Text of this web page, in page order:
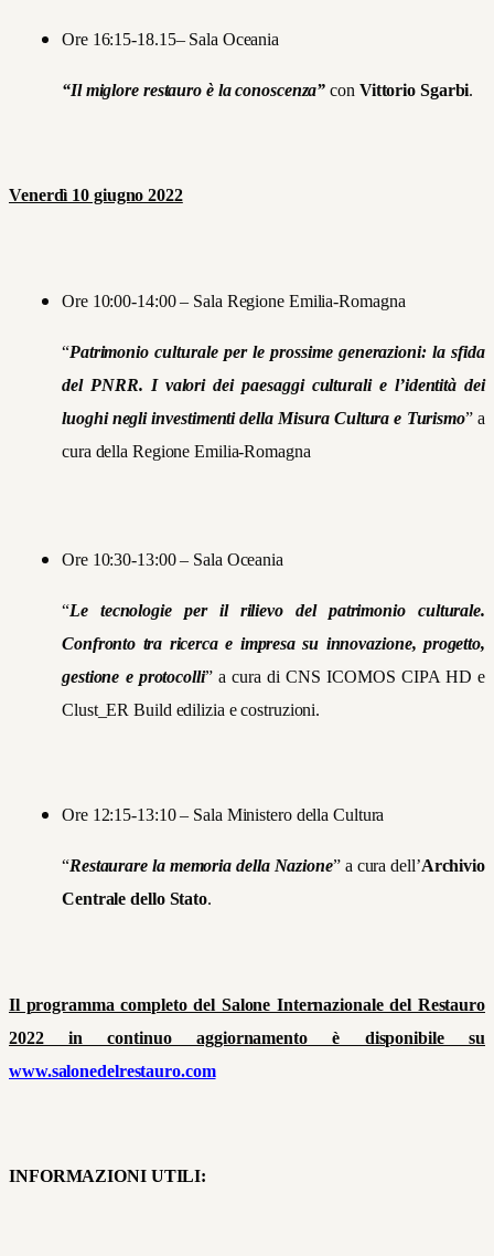
Ore 16:15-18.15– Sala Oceania
“Il miglore restauro è la conoscenza”con Vittorio Sgarbi.
Venerdì 10 giugno 2022
Ore 10:00-14:00 – Sala Regione Emilia-Romagna
“Patrimonio culturale per le prossime generazioni: la sfida
del PNRR. I valori dei paesaggi culturali e l’identità dei
luoghi negli investimenti della Misura Cultura e Turismo” a
cura della Regione Emilia-Romagna
Ore 10:30-13:00 – Sala Oceania
“Le tecnologie per il rilievo del patrimonio culturale.
Confronto tra ricerca e impresa su innovazione, progetto,
gestione e protocolli” a cura di CNS ICOMOS CIPA HD e
Clust_ER Build edilizia e costruzioni.
Ore 12:15-13:10 – Sala Ministero della Cultura
“Restaurare la memoria della Nazione” a cura dell’Archivio
Centrale dello Stato.
Il programma completo del Salone Internazionale del Restauro
2022 in continuo aggiornamento è disponibile su
www.salonedelrestauro.com
INFORMAZIONI UTILI: